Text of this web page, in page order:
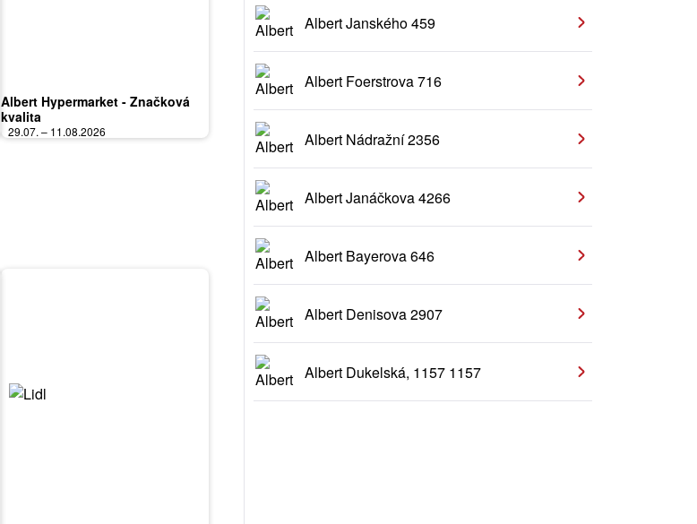
Albert Hypermarket - Značková
kvalita
29.07. – 11.08.2026
Albert Janského 459
Albert Foerstrova 716
Albert Nádražní 2356
Albert Janáčkova 4266
Albert Bayerova 646
Albert Denisova 2907
Albert Dukelská, 1157 1157